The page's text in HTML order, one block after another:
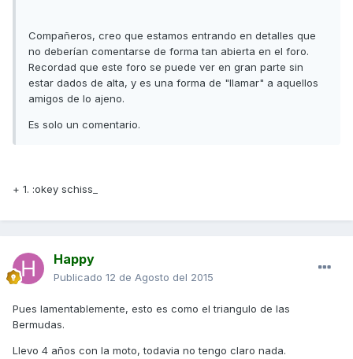
Compañeros, creo que estamos entrando en detalles que
no deberían comentarse de forma tan abierta en el foro.
Recordad que este foro se puede ver en gran parte sin
estar dados de alta, y es una forma de "llamar" a aquellos
amigos de lo ajeno.
Es solo un comentario.
+ 1. :okey schiss_
Happy
Publicado 12 de Agosto del 2015
Pues lamentablemente, esto es como el triangulo de las
Bermudas.
Llevo 4 años con la moto, todavia no tengo claro nada.